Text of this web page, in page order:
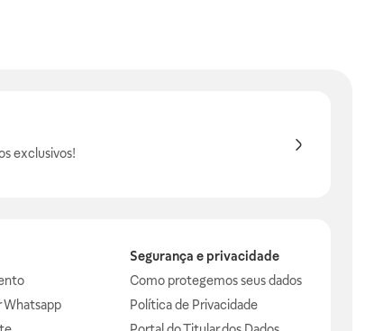
exclusivos!
Whatsapp
Segurança e privacidade
Como protegemos seus dados
Política de Privacidade